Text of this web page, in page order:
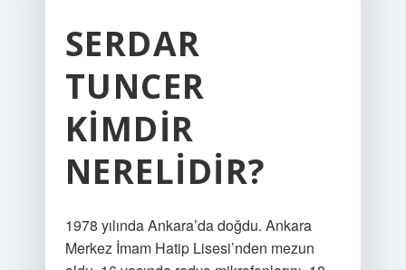
SERDAR
TUNCER
KIMDIR
NERELIDIR?
1978 yılında Ankara’da doğdu. Ankara
Merkez İmam Hatip Lisesi’nden mezun